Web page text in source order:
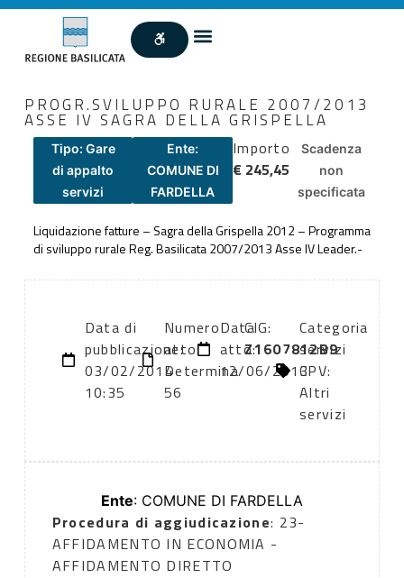
PROGR.SVILUPPO RURALE 2007/2013
ASSE IV SAGRA DELLA GRISPELLA
Tipo: Gare
di appalto
servizi
Ente:
COMUNE DI
FARDELLA
Importo
€ 245,45
Scadenza
non
specificata
Liquidazione fatture – Sagra della Grispella 2012 – Programma
di sviluppo rurale Reg. Basilicata 2007/2013 Asse IV Leader.-
Data di
pubblicazione:
03/02/2014
10:35
Numero
atto:
Determina
56
Data
atto:
12/06/2013
CIG:
Z1607812B9
Categoria
servizi
CPV:
Altri
servizi
Ente: COMUNE DI FARDELLA
Procedura di aggiudicazione: 23-
AFFIDAMENTO IN ECONOMIA -
AFFIDAMENTO DIRETTO